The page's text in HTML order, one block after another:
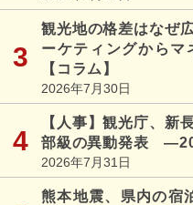
観光地の格差はなぜ
ーケティングからマ
【コラム】
2026年7月30日
【人事】観光庁、新
部級の異動発表
2026年7月31日
熊本地震、県内の宿